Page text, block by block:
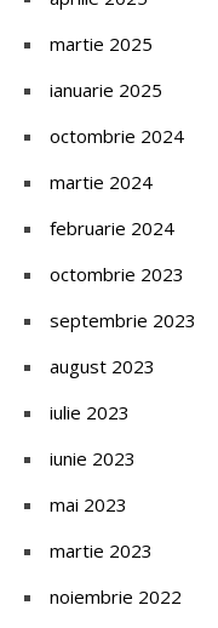
martie 2025
ianuarie 2025
octombrie 2024
martie 2024
februarie 2024
octombrie 2023
septembrie 2023
august 2023
iulie 2023
iunie 2023
mai 2023
martie 2023
noiembrie 2022